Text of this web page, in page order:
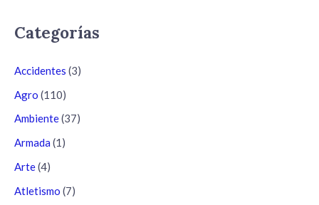
Categorías
Accidentes (3)
Agro (110)
Ambiente(37)
Armada (1)
Arte(4)
Atletismo (7)